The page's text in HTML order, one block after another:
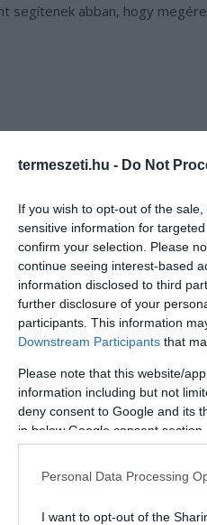
termeszeti.hu - Do Not
If you wish to opt-out of the
sensitive information for
confirm your selection. Please
continue seeing interest-based
information disclosed to third
further disclosure of your
participants. This information
Downstream Participants that
Please note that this website/
information including but not
deny consent to Google and its
in below Google consent section.
Personal Data Processing
I want to opt-out of the
segítenek abban, hogy